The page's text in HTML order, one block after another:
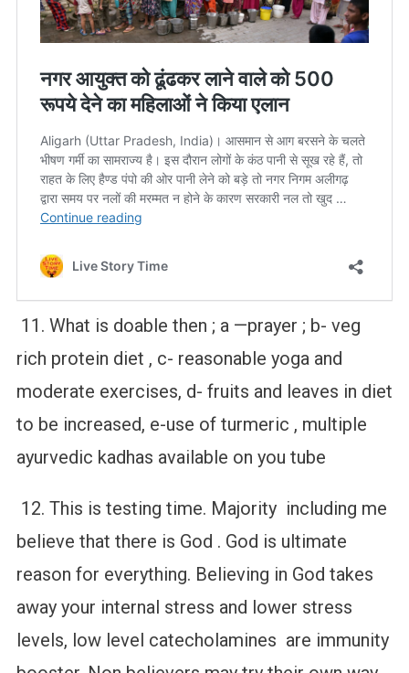
11. What is doable then ; a —prayer ; b- veg
rich protein diet , c- reasonable yoga and
moderate exercises, d- fruits and leaves in diet
to be increased, e-use of turmeric , multiple
ayurvedic kadhas available on you tube
12. This is testing time. Majority including me
believe that there is God . God is ultimate
reason for everything. Believing in God takes
away your internal stress and lower stress
levels, low level catecholamines are immunity